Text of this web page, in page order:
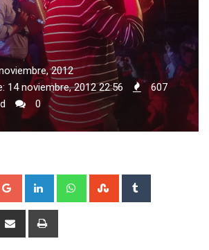
2012
14 noviembre, 2012 22:56
607
0
Google+ LinkedIn WhatsappStumbleUpon
Share